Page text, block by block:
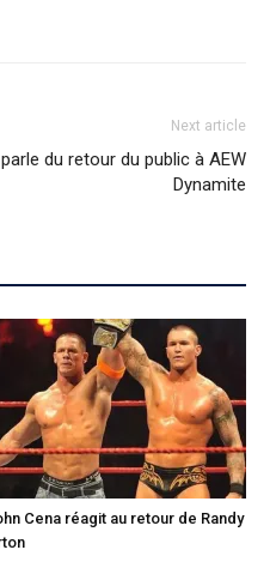
Next article
du retour du public à AEW
Dynamite
Cena réagit au retour de Randy